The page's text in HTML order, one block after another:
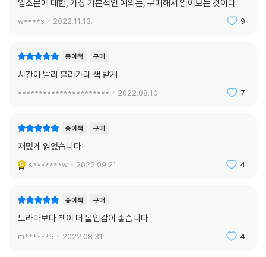
입소문에 대한, 가장 기본적인 예의는, 구매해서 읽어보는 것이다
w****s 2022.11.13. 9
종이책 구매
시간아 빨리 흘러가라 책 받게
********************** 2022.08.10. 7
종이책 구매
재밌게 읽었습니다!
s*******w 2022.09.21. 4
종이책 구매
드라마보다 책이 더 몰입감이 좋습니다
m******5 2022.08.31. 4